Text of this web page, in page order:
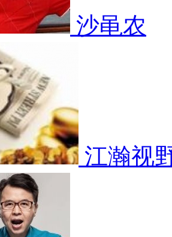
沙黾农
江瀚视